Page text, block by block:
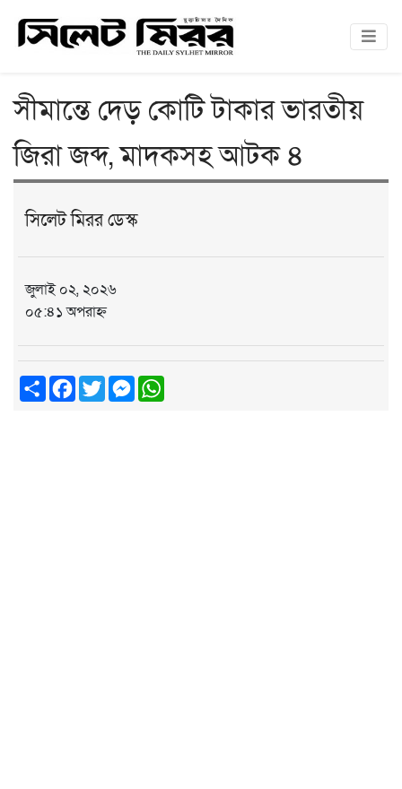
সীমান্তে দেড় কোটি টাকার ভারতীয়
জিরা জব্দ, মাদকসহ আটক ৪
সিলেট মিরর ডেস্ক
জুলাই ০২, ২০২৬
০৫:৪১ অপরাহ্ন
ShareFacebook
TwitterMessenger